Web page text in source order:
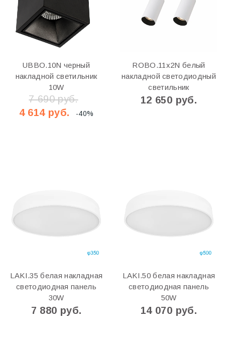
UBBO.10N черный
накладной светильник
10W
7 690 руб.
4 614 руб.
-40%
ROBO.11х2N белый
накладной светодиодный
светильник
12 650 руб.
LAKI.35 белая накладная
светодиодная панель
30W
7 880 руб.
LAKI.50 белая накладная
светодиодная панель
50W
14 070 руб.